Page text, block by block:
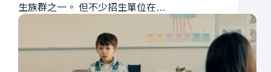
生族群之一。 但不少招生單位在…